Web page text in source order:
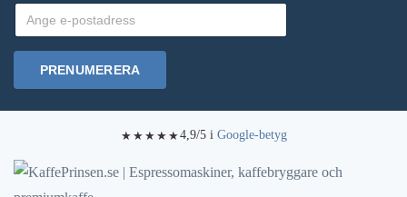
PRENUMERERA
★★★★★4,9/5 i Google-betyg